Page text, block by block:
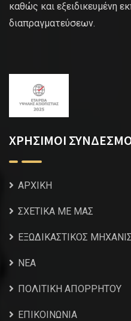
καθώς και εξειδικευμένη
διαπραγματεύσεων.
ΧΡΗΣΙΜΟΙ
ΑΡΧΙΚΗ
ΣΧΕΤΙΚΑ ΜΕ ΜΑΣ
ΕΞΩΔΙΚΑΣΤΙΚΟΣ
NEA
ΠΟΛΙΤΙΚΗ ΑΠΟΡΡΗΤΟΥ
ΕΠΙΚΟΙΝΩΝΙΑ